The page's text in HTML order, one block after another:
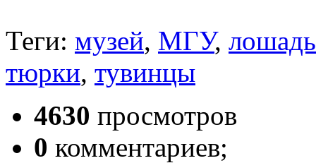
Теги: музей, МГУ, лошадь
тюрки, тувинцы
4630 просмотров
0 комментариев;